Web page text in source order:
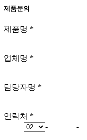
제품문의
제품명 *
업체명 *
담당자명 *
연락처 *
-
-